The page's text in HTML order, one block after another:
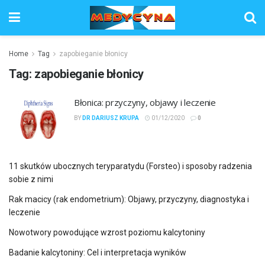
Home Tag zapobieganie błonicy
Tag: zapobieganie błonicy
Błonica: przyczyny, objawy i leczenie
BY DR DARIUSZ KRUPA 01/12/2020 0
11 skutków ubocznych teryparatydu (Forsteo) i sposoby radzenia
sobie z nimi
Rak macicy (rak endometrium): Objawy, przyczyny, diagnostyka i
leczenie
Nowotwory powodujące wzrost poziomu kalcytoniny
Badanie kalcytoniny: Cel i interpretacja wyników